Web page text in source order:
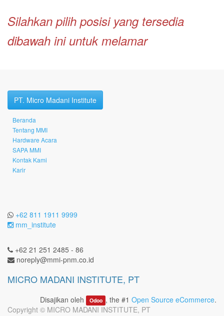
Silahkan pilih posisi yang tersedia
dibawah ini untuk melamar
PT. Micro Madani Institute
Beranda
Tentang MMI
Hardware Acara
SAPA MMI
Kontak Kami
Karir
+62 811 1911 9999
mm_institute
+62 21 251 2485 - 86
noreply@mmi-pnm.co.id
MICRO MADANI INSTITUTE, PT
Disajikan oleh Odoo , the #1 Open Source eCommerce.
Copyright © MICRO MADANI INSTITUTE, PT